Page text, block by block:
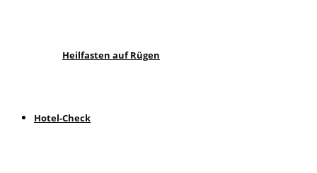
Heilfasten auf Rügen
Hotel-Check